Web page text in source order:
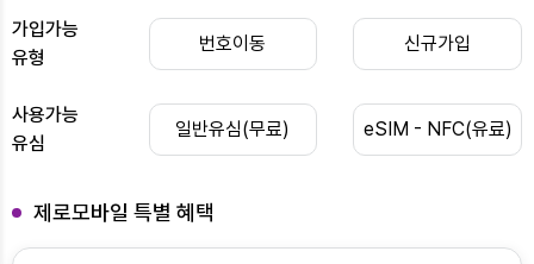
가입가능
유형
번호이동 신규가입
사용가능
유심
일반유심(무료) eSIM - NFC(유료)
제로모바일 특별 혜택